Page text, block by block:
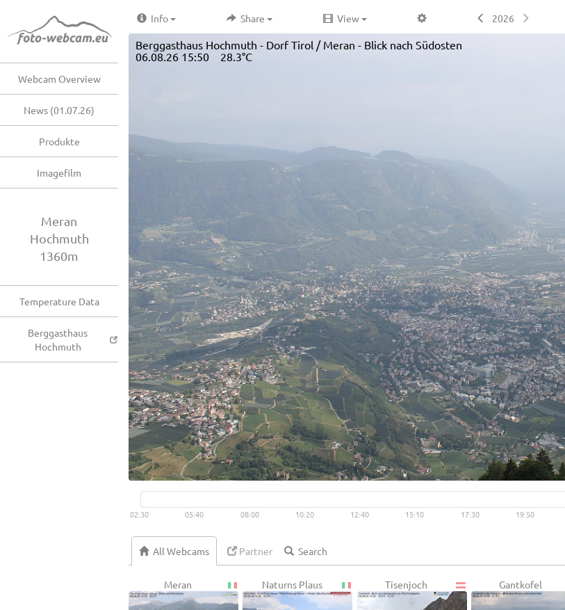
Webcam Overview
News (01.07.26)
Produkte
Imagefilm
Meran
Hochmuth
1360m
Temperature Data
Berggasthaus
Hochmuth
Info Share View 2026
Berggasthaus Hochmuth - Dorf Tirol / Meran - Blick nach Südosten
06.08.26 15:50 28.3°C
Live video available →
02:30 05:40 08:00 10:20 12:40 15:10 17:30 19:50
All Webcams Partner
Meran Naturns Plaus Tisenjoch Gantkofel